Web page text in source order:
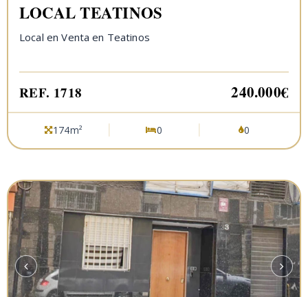
LOCAL TEATINOS
Local en Venta en Teatinos
REF. 1718 240.000€
174m² 0 0